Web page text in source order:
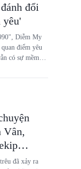
đổi
yêu'
Diễm My
điểm yêu
có sự mềm
Vân,
đã xảy ra